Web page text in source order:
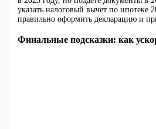
указать налоговый вычет по ипотеке
правильно оформить декларацию и
Финальные подсказки: как